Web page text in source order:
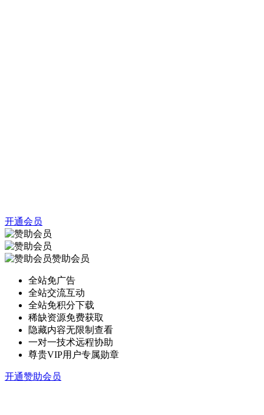
开通会员
赞助会员
全站免广告
全站交流互动
全站免积分下载
稀缺资源免费获取
隐藏内容无限制查看
一对一技术远程协助
尊贵VIP用户专属勋章
开通赞助会员